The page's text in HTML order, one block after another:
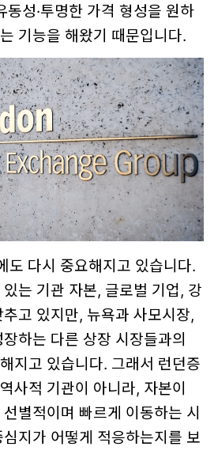
동성·투명한 가격 형성을 원하
기능을 해왔기 때문입니다.
다시 중요해지고 있습니다.
는 기관 자본, 글로벌 기업, 강
고 있지만, 뉴욕과 사모시장,
하는 다른 상장 시장들과의
지고 있습니다. 그래서 런던증
사적 기관이 아니라, 자본이
별적이며 빠르게 이동하는 시
지가 어떻게 적응하는지를 보